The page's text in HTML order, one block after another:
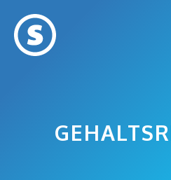
Inhalt
springen